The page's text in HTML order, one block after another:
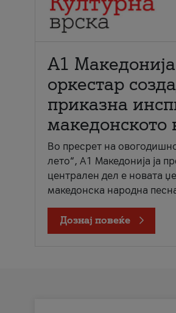
А1
оркестар
приказна
македонското
Во пресрет на
лето“, А1 Македонија ја
централен дел е новата
македонска народна
Дознај повеќе